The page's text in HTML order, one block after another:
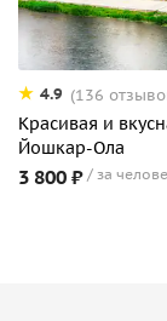
4.9 (136
Красивая и
Йошкар-Ола
3 800 ₽ за